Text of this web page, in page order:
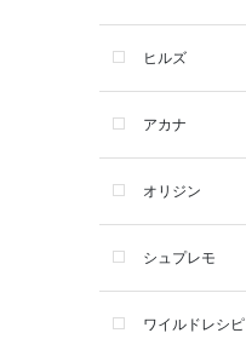
ヒルズ
アカナ
オリジン
シュプレモ
ワイルドレシピ